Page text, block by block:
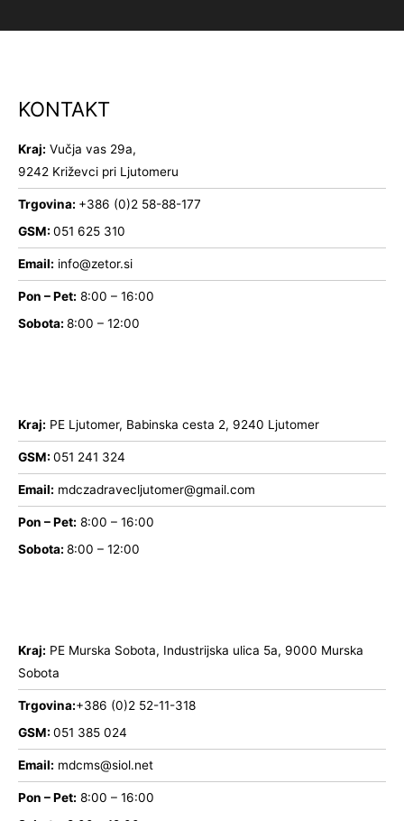
KONTAKT
Kraj: Vučja vas 29a,
9242 Križevci pri Ljutomeru
Trgovina: +386 (0)2 58-88-177
GSM: 051 625 310
Email: info@zetor.si
Pon – Pet: 8:00 – 16:00
Sobota: 8:00 – 12:00
Kraj: PE Ljutomer, Babinska cesta 2, 9240 Ljutomer
GSM: 051 241 324
Email: mdczadravecljutomer@gmail.com
Pon – Pet: 8:00 – 16:00
Sobota: 8:00 – 12:00
Kraj: PE Murska Sobota, Industrijska ulica 5a, 9000 Murska
Sobota
Trgovina:+386 (0)2 52-11-318
GSM: 051 385 024
Email: mdcms@siol.net
Pon – Pet: 8:00 – 16:00